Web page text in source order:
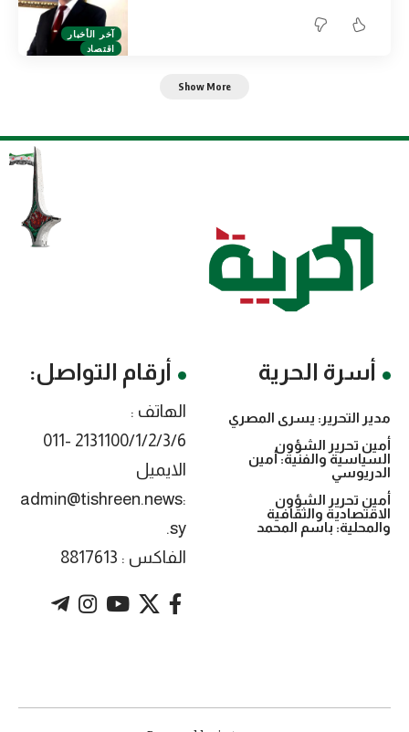
آخر الأخبار
اقتصاد
Show More
أسرة الحرية
مدير التحرير: يسرى المصري
أمين تحرير الشؤون
السياسية والفنية: أمين
الدريوسي
أمين تحرير الشؤون
الاقتصادية والثقافية
والمحلية: باسم المحمد
أرقام التواصل:
الهاتف :
2131100/1/2/3/6 -011
الايميل
:admin@tishreen.news
.sy
الفاكس : 8817613